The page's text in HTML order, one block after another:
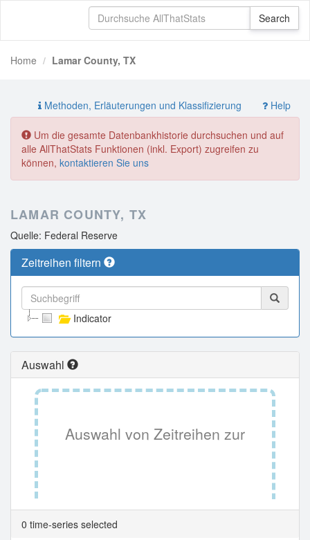
Home Lamar County, TX
Methoden, Erläuterungen und Klassifizierung Help
Um die gesamte Datenbankhistorie durchsuchen und auf
alle AllThatStats Funktionen (inkl. Export) zugreifen zu
können, kontaktieren Sie uns
LAMAR COUNTY, TX
Quelle: Federal Reserve
Zeitreihen filtern
Indicator
Auswahl
Auswahl von Zeitreihen zur
Tabellenansicht.
0 time-series selected